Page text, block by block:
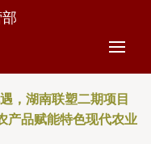
，湖南联塑二期项目
品赋能特色现代农业